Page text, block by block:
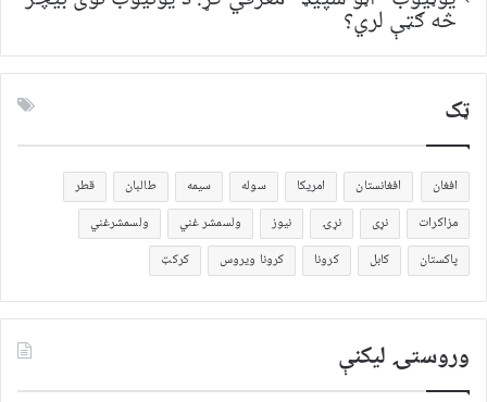
څه ګټې لري؟
ټک
افغان افغانستان امریکا سوله سیمه طالبان
قطر
مزاکرات
نړی نړۍ نیوز ولسمشر غني
ولسمشرغني
پاکستان
کابل کرونا کرونا ویروس کرکټ
وروستۍ ليکنې